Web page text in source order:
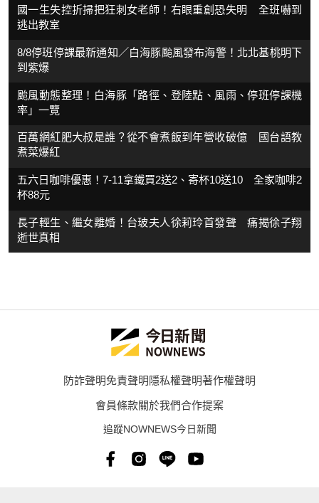
國一生失控折掃把狂刺女老師！右眼重創恐失明 全班嚇到
逃出教室
8/8停班停課最新通知／白海豚颱風發布海警！北北基桃明下
到紫爆
颱風動態整理！白海豚「路徑、登陸點、風雨、停班停課機
率」一覽
百萬網紅肥大叔是誰？從不會煮飯到年營收破億 國台語教
煮菜爆紅
五六日咖啡優惠！7-11拿鐵買2送2、寄杯10送10 全家咖啡2
杯88元
長子輕生、繼女離婚！台玻夫人徐莉玲首發聲 痛揭徐子翔
逝世真相
防詐聲明免責聲明隱私權聲明著作權聲明
會員條款關於我們合作提案
追蹤NOWNEWS今日新聞